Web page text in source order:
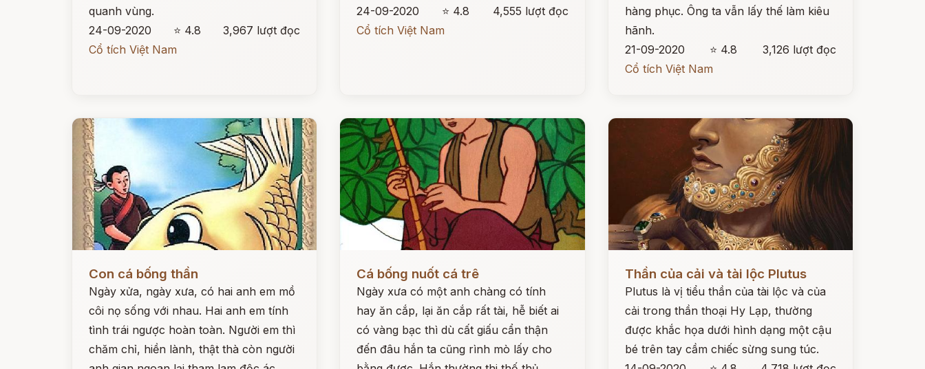
quanh vùng.
24-09-2020
⭐ 4.8
3,967 lượt đọc
Cổ tích Việt Nam
24-09-2020
⭐ 4.8
4,555 lượt đọc
Cổ tích Việt Nam
hàng phục. Ông ta vẫn lấy thế làm kiêu
hãnh.
21-09-2020
⭐ 4.8
3,126 lượt đọc
Cổ tích Việt Nam
Con cá bống thần
Ngày xửa, ngày xưa, có hai anh em mồ
côi nọ sống với nhau. Hai anh em tính
tình trái ngược hoàn toàn. Người em thì
chăm chỉ, hiền lành, thật thà còn người
Đọc ngay
Cá bống nuốt cá trê
Ngày xưa có một anh chàng có tính
hay ăn cắp, lại ăn cắp rất tài, hễ biết ai
có vàng bạc thì dù cất giấu cẩn thận
đến đâu hắn ta cũng rình mò lấy cho
Đọc ngay
Thần của cải và tài lộc Plutus
Plutus là vị tiểu thần của tài lộc và của
cải trong thần thoại Hy Lạp, thường
được khắc họa dưới hình dạng một cậu
bé trên tay cầm chiếc sừng sung túc.